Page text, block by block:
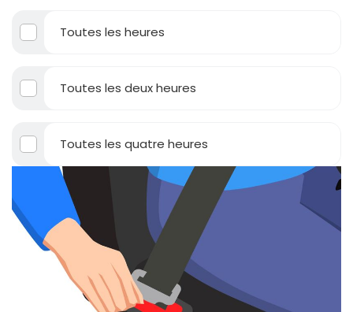
Toutes les heures
Toutes les deux heures
Toutes les quatre heures